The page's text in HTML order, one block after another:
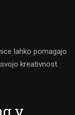
lahko pomagajo
kreativnost.
v